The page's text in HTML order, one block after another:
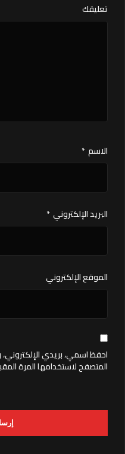
تعليقك
الاسم *
البريد الإلكتروني *
الموقع الإلكتروني
احفظ اسمي، بريدي
المتصفح لاستخدامها المرة